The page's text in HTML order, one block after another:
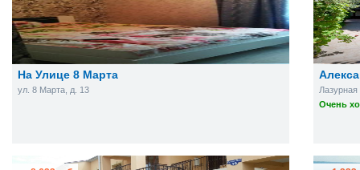
На Улице 8 Марта
ул. 8 Марта, д. 13
Очень